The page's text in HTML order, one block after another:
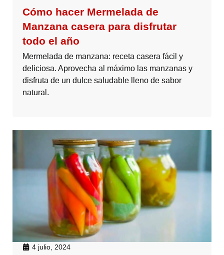
Cómo hacer Mermelada de
Manzana casera para disfrutar
todo el año
Mermelada de manzana: receta casera fácil y
deliciosa. Aprovecha al máximo las manzanas y
disfruta de un dulce saludable lleno de sabor
natural.
4 julio, 2024